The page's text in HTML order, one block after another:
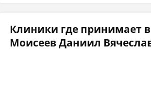
Клиники где принимает
Моисеев Даниил